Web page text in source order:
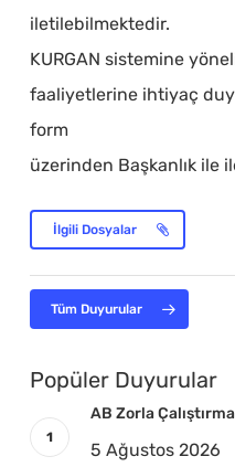
iletilebilmektedir.
KURGAN sistemine
faaliyetlerine ihtiyaç
form
üzerinden Başkanlık ile
İlgili Dosyalar
Tüm Duyurular
Popüler Duyurular
AB Zorla
5 Ağustos 2026